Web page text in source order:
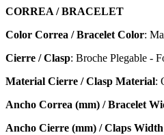
CORREA / BRACELET
Color Correa / Bracelet Color:
Cierre / Clasp: Broche Plegable -
Material Cierre / Clasp Material:
Ancho Correa (mm) / Bracelet
Ancho Cierre (mm) / Claps